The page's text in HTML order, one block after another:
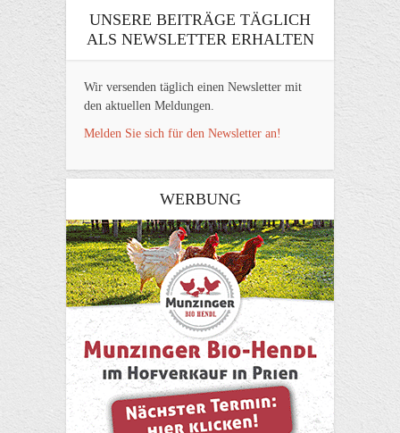
UNSERE BEITRÄGE TÄGLICH
ALS NEWSLETTER ERHALTEN
Wir versenden täglich einen Newsletter mit
den aktuellen Meldungen.
Melden Sie sich für den Newsletter an!
WERBUNG